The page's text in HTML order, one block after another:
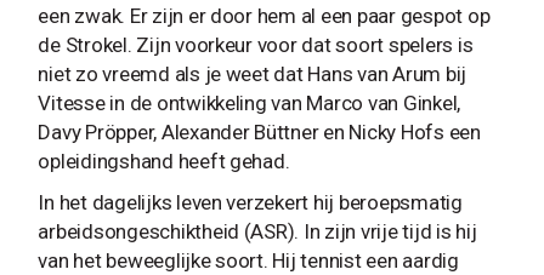
een zwak. Er zijn er door hem al een paar gespot op
de Strokel. Zijn voorkeur voor dat soort spelers is
niet zo vreemd als je weet dat Hans van Arum bij
Vitesse in de ontwikkeling van Marco van Ginkel,
Davy Pröpper, Alexander Büttner en Nicky Hofs een
opleidingshand heeft gehad.
In het dagelijks leven verzekert hij beroepsmatig
arbeidsongeschiktheid (ASR). In zijn vrije tijd is hij
van het beweeglijke soort. Hij tennist een aardig